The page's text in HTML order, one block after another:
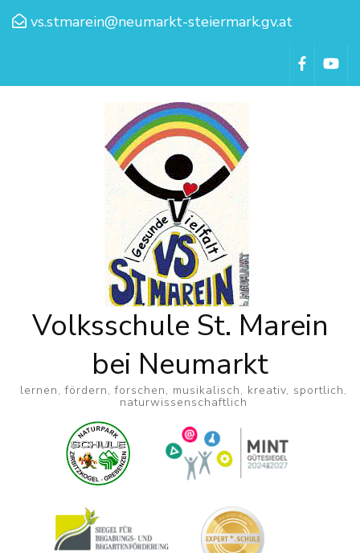
vs.stmarein@neumarkt-steiermark.gv.at
Volksschule St. Marein
bei Neumarkt
lernen, fördern, forschen, musikalisch, kreativ, sportlich,
naturwissenschaftlich